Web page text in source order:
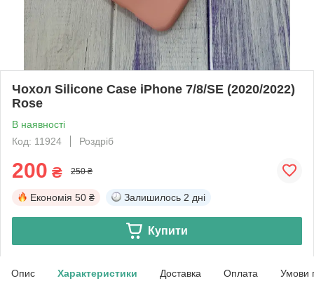
Чохол Silicone Case iPhone 7/8/SE (2020/2022)
Rose
В наявності
Код: 11924
Роздріб
200 ₴ 250 ₴
Економія 50 ₴ Залишилось 2 дні
Купити
Опис Характеристики Доставка Оплата Умови